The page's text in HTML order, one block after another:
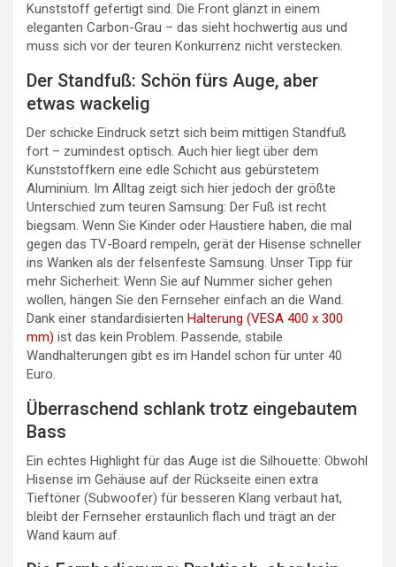
Kunststoff gefertigt sind. Die Front glänzt in einem
eleganten Carbon-Grau – das sieht hochwertig aus und
muss sich vor der teuren Konkurrenz nicht verstecken.
Der Standfuß: Schön fürs Auge, aber
etwas wackelig
Der schicke Eindruck setzt sich beim mittigen Standfuß
fort – zumindest optisch. Auch hier liegt über dem
Kunststoffkern eine edle Schicht aus gebürstetem
Aluminium. Im Alltag zeigt sich hier jedoch der größte
Unterschied zum teuren Samsung: Der Fuß ist recht
biegsam. Wenn Sie Kinder oder Haustiere haben, die mal
gegen das TV-Board rempeln, gerät der Hisense schneller
ins Wanken als der felsenfeste Samsung. Unser Tipp für
mehr Sicherheit: Wenn Sie auf Nummer sicher gehen
wollen, hängen Sie den Fernseher einfach an die Wand.
Dank einer standardisierten Halterung (VESA 400 x 300
mm) ist das kein Problem. Passende, stabile
Wandhalterungen gibt es im Handel schon für unter 40
Euro.
Überraschend schlank trotz eingebautem
Bass
Ein echtes Highlight für das Auge ist die Silhouette: Obwohl
Hisense im Gehäuse auf der Rückseite einen extra
Tieftöner (Subwoofer) für besseren Klang verbaut hat,
bleibt der Fernseher erstaunlich flach und trägt an der
Wand kaum auf.